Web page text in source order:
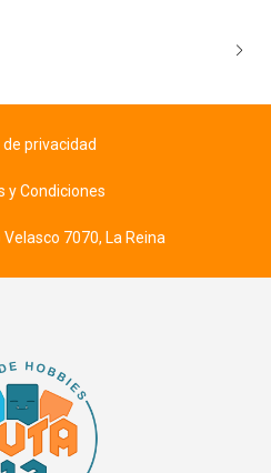
de privacidad
y Condiciones
7070, La Reina